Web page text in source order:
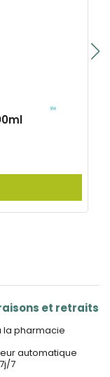
et retraits
la pharmacie
automatique
7